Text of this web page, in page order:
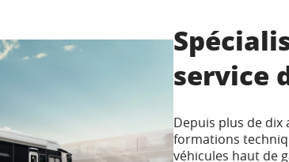
service
Depuis plus de dix
formations
véhicules haut de